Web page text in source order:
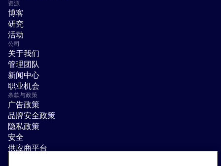
资源
博客
研究
活动
公司
关于我们
管理团队
新闻中心
职业机会
条款与政策
广告政策
品牌安全政策
隐私政策
安全
供应商平台